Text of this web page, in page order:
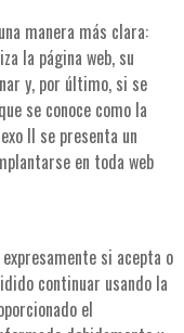
manera más clara:
la página web, su
y, por último, si se
se conoce como la
II se presenta un
en toda web
si acepta o
continuar usando la
el